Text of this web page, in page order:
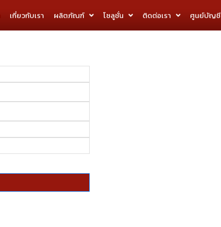
เกี่ยวกับเรา ผลิตภัณฑ์ โซลูชั่น ติดต่อเรา ศูนย์บัญชี